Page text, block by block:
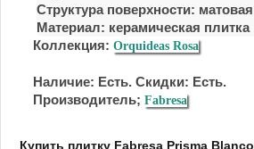
Структура поверхности: матовая
Материал: керамическая плитка
Коллекция: Orquideas Rosa
Наличие: Есть. Скидки: Есть.
Производитель; Fabresa
Купить плитку Fabresa Prisma Blanco